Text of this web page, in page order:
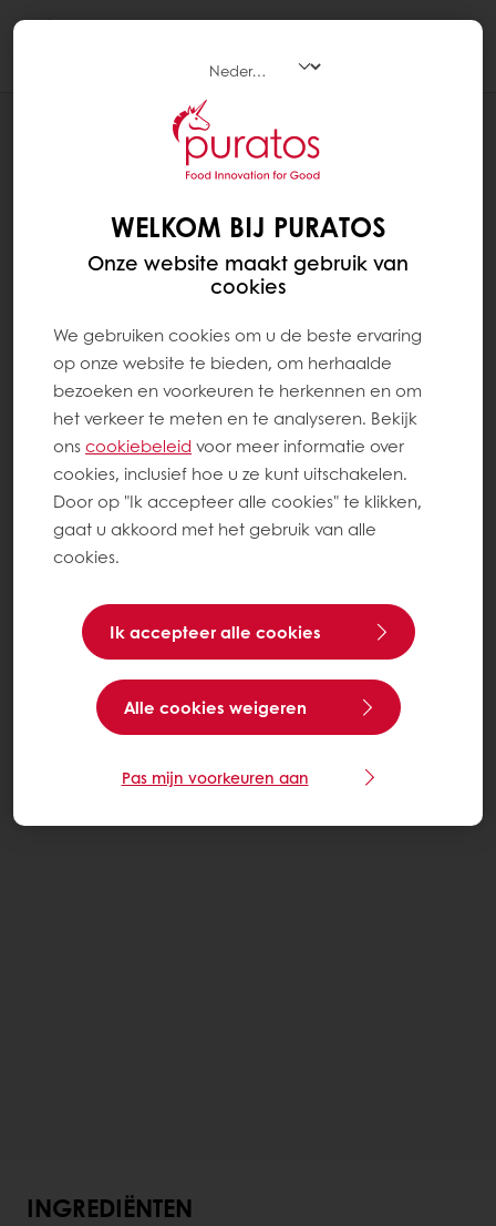
BRUIN BROOD MET SOFT'R WHITE SENSE
INGREDIËNTEN
WELKOM BIJ PURATOS
Onze website maakt gebruik van
cookies
We gebruiken cookies om u de beste ervaring
op onze website te bieden, om herhaalde
bezoeken en voorkeuren te herkennen en om
het verkeer te meten en te analyseren. Bekijk
ons ​​cookiebeleid voor meer informatie over
cookies, inclusief hoe u ze kunt uitschakelen.
Door op "Ik accepteer alle cookies" te klikken,
gaat u akkoord met het gebruik van alle
cookies.
Ik accepteer alle cookies
Alle cookies weigeren
Pas mijn voorkeuren aan